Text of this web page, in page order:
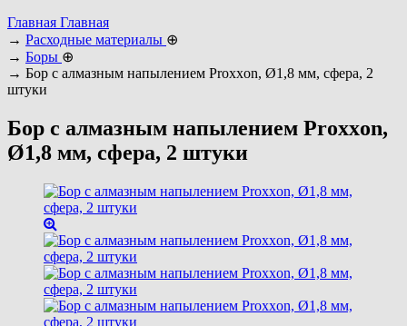
Главная Главная
→ Расходные материалы ⊕
→ Боры ⊕
→ Бор с алмазным напылением Proxxon, Ø1,8 мм, сфера, 2
штуки
Бор с алмазным напылением Proxxon,
Ø1,8 мм, сфера, 2 штуки